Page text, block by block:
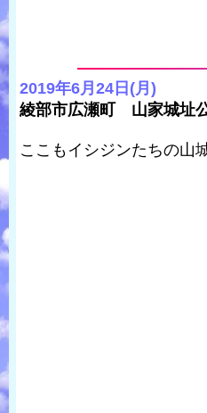
2019年6月24日(月)
綾部市広瀬町 山家城址
ここもイシジンたちの山